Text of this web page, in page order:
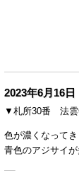
2023年6月16
▼札所30番 法雲
色が濃くなってき
青色のアジサイが